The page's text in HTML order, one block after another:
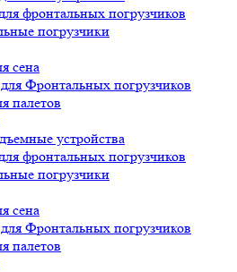
фронтальных погрузчиков
погрузчики
сена
Фронтальных погрузчиков
палетов
устройства
фронтальных погрузчиков
погрузчики
сена
Фронтальных погрузчиков
палетов